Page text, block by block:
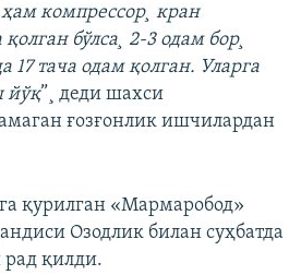
компрессор¸ кран
бўлса¸ 2-3 одам бор¸
17 тача одам қолган. Уларга
йўқ”¸ деди шахси
ғозғонлик ишчилардан
қурилган «Мармаробод»
Озодлик билан суҳбатда
рад қилди.